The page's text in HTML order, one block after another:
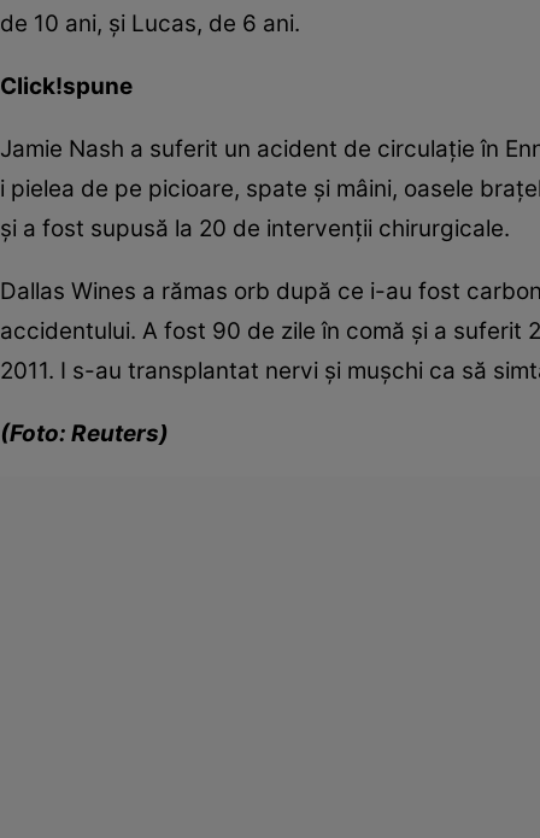
de 10 ani, şi Lucas, de 6 ani.
Click!spune
Jamie Nash a suferit un acident de circulaţie în
i pielea de pe picioare, spate şi mâini, oasele
şi a fost supusă la 20 de intervenţii chirurgicale.
Dallas Wines a rămas orb după ce i-au fost
accidentului. A fost 90 de zile în comă şi a
2011. I s-au transplantat nervi şi muşchi ca să
(Foto: Reuters)